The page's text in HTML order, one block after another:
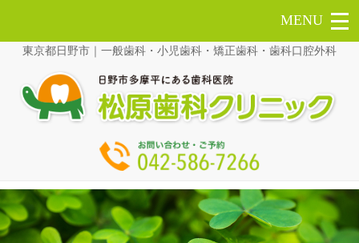
東京都日野市｜一般歯科・小児歯科・矯正歯科・歯科口腔外科